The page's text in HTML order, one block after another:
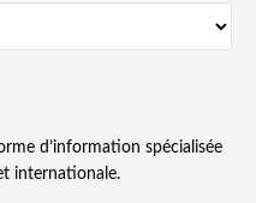
d’information spécialisée
internationale.